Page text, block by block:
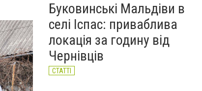
Буковинські Мальдіви в
селі Іспас: приваблива
локація за годину від
Чернівців
СТАТТІ